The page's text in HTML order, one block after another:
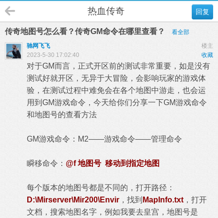
回复
热血传奇
传奇地图号怎么看？传奇GM命令在哪里查看？
看全部
楼主
驰网飞飞
收藏
2023-5-30 17:02:40
对于GM而言，正式开区前的测试非常重要，如是没有
测试好就开区，无异于大冒险，会影响玩家的游戏体
验，在测试过程中难免会在各个地图中游走，也会运
用到GM游戏命令，今天给你们分享一下GM游戏命令
和地图号的查看方法
GM游戏命令：M2——游戏命令——管理命令
瞬移命令： @f 地图号 移动到指定地图
每个版本的地图号都是不同的，打开路径：
D:\Mirserver\Mir200\Envir ，找到 MapInfo.txt，打开
文档，搜索地图名字，例如我要去皇宫，地图号是